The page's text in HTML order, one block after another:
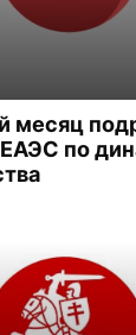
месяц
по